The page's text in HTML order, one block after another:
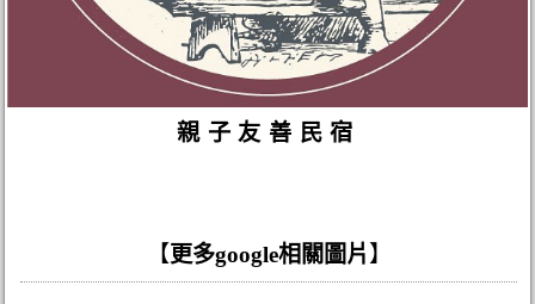
親子友善民宿
【更多google相關圖片 】